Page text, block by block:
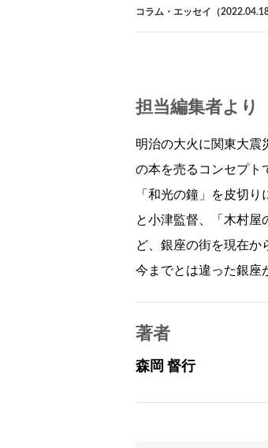
コラム・エッセイ（2022.04.18
担当編集者より
明治の大火に関東大震
の本を売るコンセプト
「和光の鐘」を皮切
と小津監督、「木村屋
ど、銀座の街を現在か
今までとは違った銀座
著者
森岡 督行